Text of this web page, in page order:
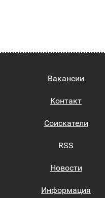
Вакансии
Контакт
Соискатели
RSS
Новости
Информация